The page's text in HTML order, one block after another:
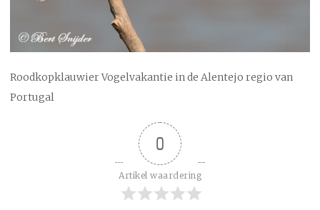
Roodkopklauwier Vogelvakantie in de Alentejo regio van
Portugal
0
Artikel waardering